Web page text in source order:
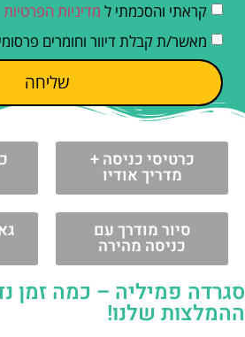
קראתי והסכמתי ל מדיניות הפרטיות
מאשר/ת קבלת דיוור וחומרים
שליחה
כרטיסי כניסה +
מדריך אודיו
סיור מודרך עם
כניסה מהירה
סגרדה פמיליה – כמה זמן
ההמלצות שלנו!